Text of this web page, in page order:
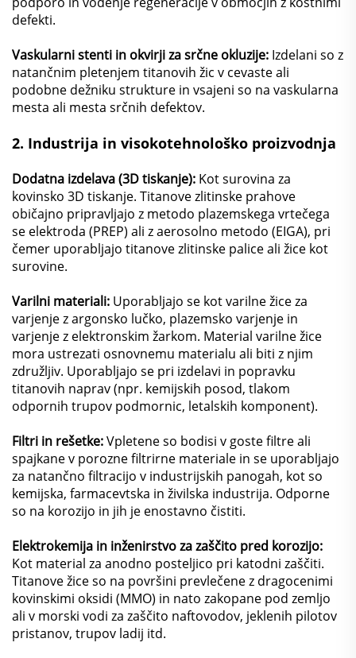
defekti.
Vaskularni stenti in okvirji za srčne okluzije: Izdelani so z
natančnim pletenjem titanovih žic v cevaste ali
podobne dežniku strukture in vsajeni so na vaskularna
mesta ali mesta srčnih defektov.
2. Industrija in visokotehnološko proizvodnja
Dodatna izdelava (3D tiskanje): Kot surovina za
kovinsko 3D tiskanje. Titanove zlitinske prahove
običajno pripravljajo z metodo plazemskega vrtečega
se elektroda (PREP) ali z aerosolno metodo (EIGA), pri
čemer uporabljajo titanove zlitinske palice ali žice kot
surovine.
Varilni materiali: Uporabljajo se kot varilne žice za
varjenje z argonsko lučko, plazemsko varjenje in
varjenje z elektronskim žarkom. Material varilne žice
mora ustrezati osnovnemu materialu ali biti z njim
združljiv. Uporabljajo se pri izdelavi in popravku
titanovih naprav (npr. kemijskih posod, tlakom
odpornih trupov podmornic, letalskih komponent).
Filtri in rešetke:Vpletene so bodisi v goste filtre ali
spajkane v porozne filtrirne materiale in se uporabljajo
za natančno filtracijo v industrijskih panogah, kot so
kemijska, farmacevtska in živilska industrija. Odporne
so na korozijo in jih je enostavno čistiti.
Elektrokemija in inženirstvo za zaščito pred korozijo:
Kot material za anodno posteljico pri katodni zaščiti.
Titanove žice so na površini prevlečene z dragocenimi
kovinskimi oksidi (MMO) in nato zakopane pod zemljo
ali v morski vodi za zaščito naftovodov, jeklenih pilotov
pristanov, trupov ladij itd.